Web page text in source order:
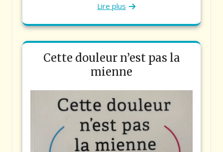
Lire plus
Cette douleur n’est pas la
mienne